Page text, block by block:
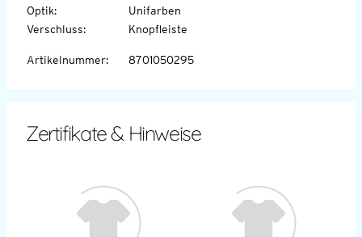
Optik:
Unifarben
Verschluss: Knopfleiste
Artikelnummer: 8701050295
Zertifikate & Hinweise